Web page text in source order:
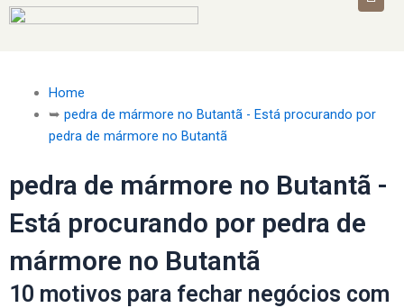
Home
➥ pedra de mármore no Butantã - Está procurando por
pedra de mármore no Butantã
pedra de mármore no Butantã -
Está procurando por pedra de
mármore no Butantã
10 motivos para fechar negócios com